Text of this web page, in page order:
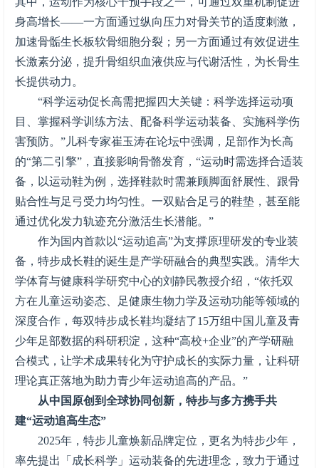
身高增长——一方面通过纵向压力对骨关节的适度刺激，
加速骨骺生长板软骨细胞分裂；另一方面通过有效促进生
长激素分泌，提升骨组织血液供应与代谢活性，为长骨生
长提供动力。
“科学运动促长高需把握四大关键：科学选择运动项
目、掌握科学训练方法、配备科学运动装备、实施科学伤
害预防。”儿科专家崔玉涛在论坛中强调，足部作为长高
的“第二引擎”，直接影响骨骼发育，“运动时需选择合适装
备，以运动鞋为例，选择鞋款时需兼顾脚面舒展性、跟骨
贴合性与足弓受力均匀性。一双贴合足弓的鞋垫，甚至能
通过优化发力轨迹充分激活生长潜能。”
作为国内首款以“运动追高”为支撑原理研发的专业装
备，特步成长鞋的诞生是产学研融合的典型实践。清华大
学体育与健康科学研究中心的刘静民教授介绍，“依托双
方在儿童运动姿态、足健康生物力学及运动功能等领域的
深度合作，每双特步成长鞋均凝结了15万组中国儿童及青
少年足部数据的科研积淀，这种“高校+企业”的产学研融
合模式，让学术成果转化为守护成长的实际力量，让科研
理论真正落地为助力青少年运动追高的产品。”
从中国原创到全球协同创新，特步与多方携手共
建“运动追高生态”
2025年，特步儿童焕新品牌定位，更名为特步少年，
率先提出「成长科学」运动装备的先进理念，致力于通过